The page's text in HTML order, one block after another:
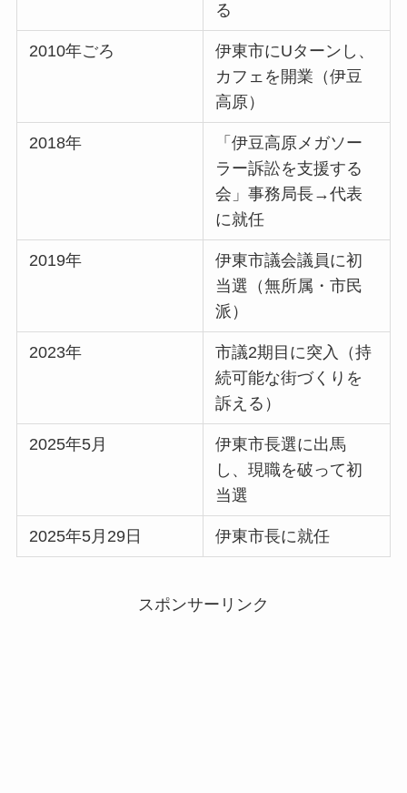
る
2010年ごろ
伊東市にUターンし、
カフェを開業（伊豆
高原）
2018年
「伊豆高原メガソー
ラー訴訟を支援する
会」事務局長→代表
に就任
2019年
伊東市議会議員に初
当選（無所属・市民
派）
2023年
市議2期目に突入（持
続可能な街づくりを
訴える）
2025年5月
伊東市長選に出馬
し、現職を破って初
当選
2025年5月29日 伊東市長に就任
スポンサーリンク